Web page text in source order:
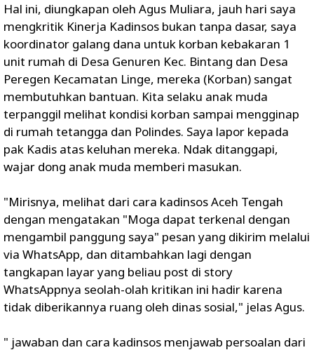
Hal ini, diungkapan oleh Agus Muliara, jauh hari saya
mengkritik Kinerja Kadinsos bukan tanpa dasar, saya
koordinator galang dana untuk korban kebakaran 1
unit rumah di Desa Genuren Kec. Bintang dan Desa
Peregen Kecamatan Linge, mereka (Korban) sangat
membutuhkan bantuan. Kita selaku anak muda
terpanggil melihat kondisi korban sampai mengginap
di rumah tetangga dan Polindes. Saya lapor kepada
pak Kadis atas keluhan mereka. Ndak ditanggapi,
wajar dong anak muda memberi masukan.
"Mirisnya, melihat dari cara kadinsos Aceh Tengah
dengan mengatakan "Moga dapat terkenal dengan
mengambil panggung saya" pesan yang dikirim melalui
via WhatsApp, dan ditambahkan lagi dengan
tangkapan layar yang beliau post di story
WhatsAppnya seolah-olah kritikan ini hadir karena
tidak diberikannya ruang oleh dinas sosial," jelas Agus.
" jawaban dan cara kadinsos menjawab persoalan dari